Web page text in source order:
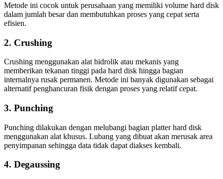
Metode ini cocok untuk perusahaan yang memiliki volume hard disk
dalam jumlah besar dan membutuhkan proses yang cepat serta
efisien.
2. Crushing
Crushing menggunakan alat hidrolik atau mekanis yang
memberikan tekanan tinggi pada hard disk hingga bagian
internalnya rusak permanen. Metode ini banyak digunakan sebagai
alternatif penghancuran fisik dengan proses yang relatif cepat.
3. Punching
Punching dilakukan dengan melubangi bagian platter hard disk
menggunakan alat khusus. Lubang yang dibuat akan merusak area
penyimpanan sehingga data tidak dapat diakses kembali.
4. Degaussing